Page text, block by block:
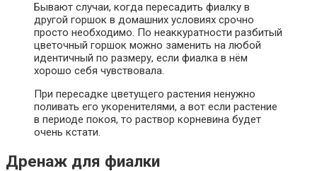
Бывают случаи, когда пересадить фиалку в
другой горшок в домашних условиях срочно
просто необходимо. По неаккуратности разбитый
цветочный горшок можно заменить на любой
идентичный по размеру, если фиалка в нём
хорошо себя чувствовала.
При пересадке цветущего растения ненужно
поливать его укоренителями, а вот если растение
в периоде покоя, то раствор корневина будет
очень кстати.
Дренаж для фиалки